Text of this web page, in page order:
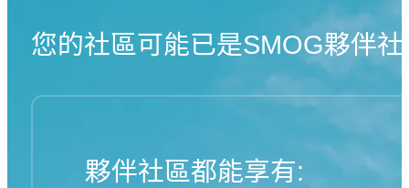
您的社區可能已是SMOG夥伴
夥伴社區都能享有: